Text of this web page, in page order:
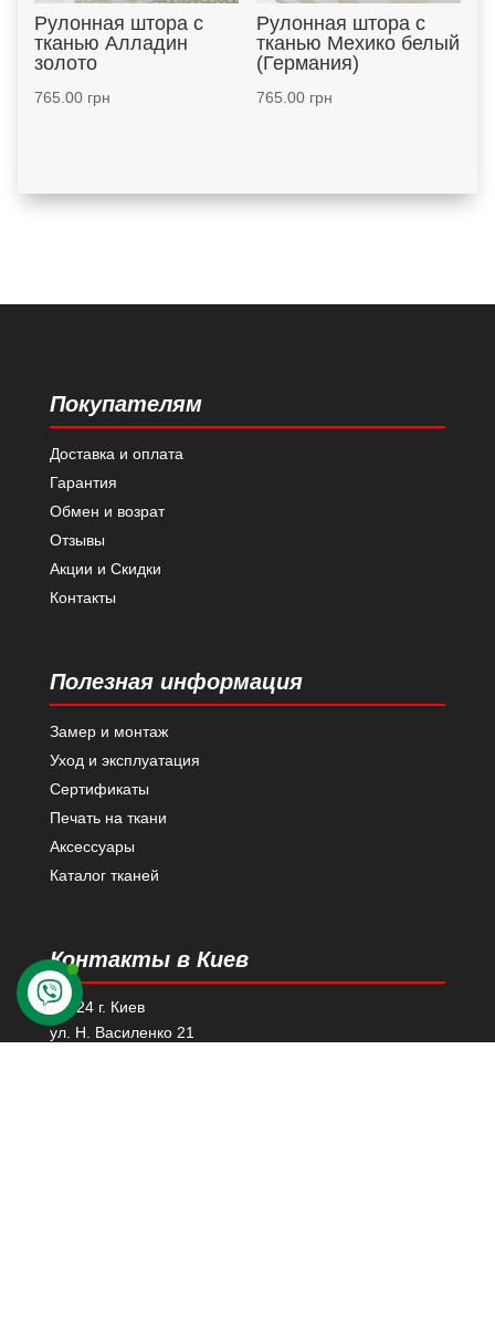
Рулонная штора с
тканью Алладин
золото
765.00грн
Рулонная штора с
тканью Мехико белый
(Германия)
765.00грн
Покупателям
Доставка и оплата
Гарантия
Обмен и возрат
Отзывы
Акции и Скидки
Контакты
Полезная информация
Замер и монтаж
Уход и эксплуатация
Сертификаты
Печать на ткани
Аксессуары
Каталог тканей
Контакты в Киев
03124 г. Киев
ул. Н. Василенко 21